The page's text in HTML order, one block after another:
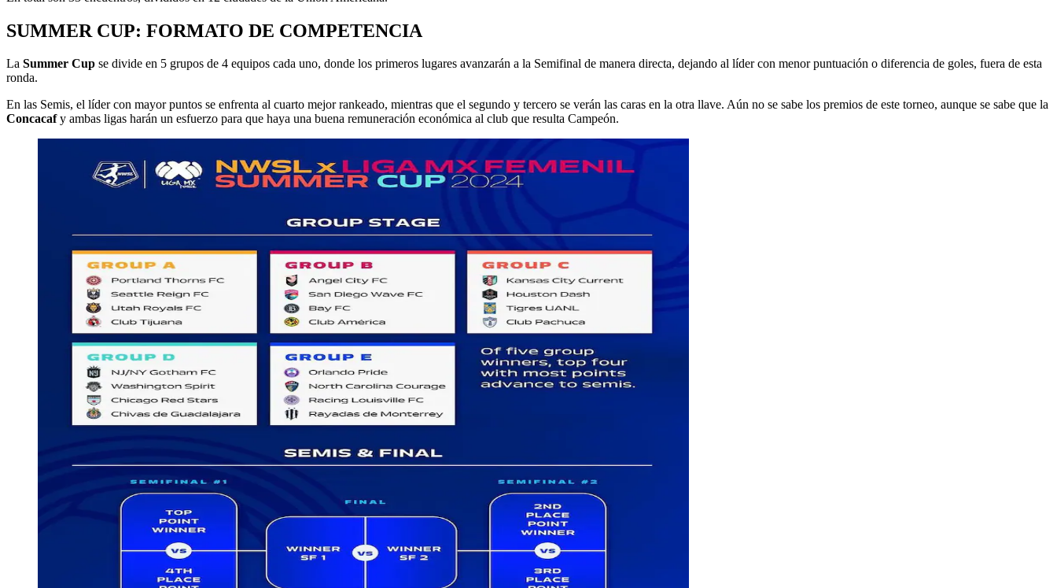
SUMMER CUP: FORMATO DE COMPETENCIA
La Summer Cup se divide en 5 grupos de 4 equipos cada uno, donde los primeros lugares avanzarán a la Semifinal de manera directa, dejando al líder con menor puntuación o diferencia de goles, fuera de esta
ronda.
En las Semis, el líder con mayor puntos se enfrenta al cuarto mejor rankeado, mientras que el segundo y tercero se verán las caras en la otra llave. Aún no se sabe los premios de este torneo, aunque se sabe que la
Concacafy ambas ligas harán un esfuerzo para que haya una buena remuneración económica al club que resulta Campeón.